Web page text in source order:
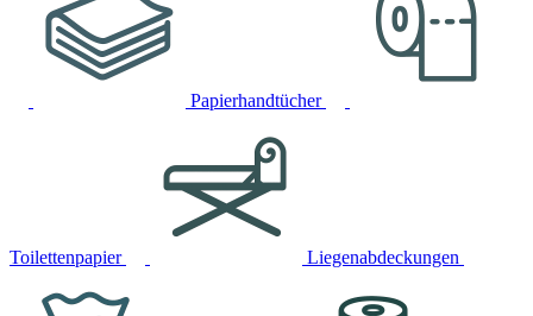
Papierhandtücher
Toilettenpapier Liegenabdeckungen